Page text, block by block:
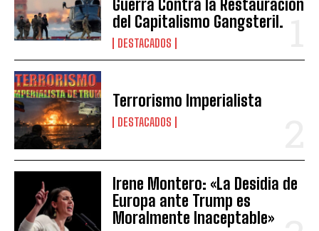
Guerra Contra la Restauración
del Capitalismo Gangsteril.
DESTACADOS
Terrorismo Imperialista
DESTACADOS
Irene Montero: «La Desidia de
Europa ante Trump es
Moralmente Inaceptable»